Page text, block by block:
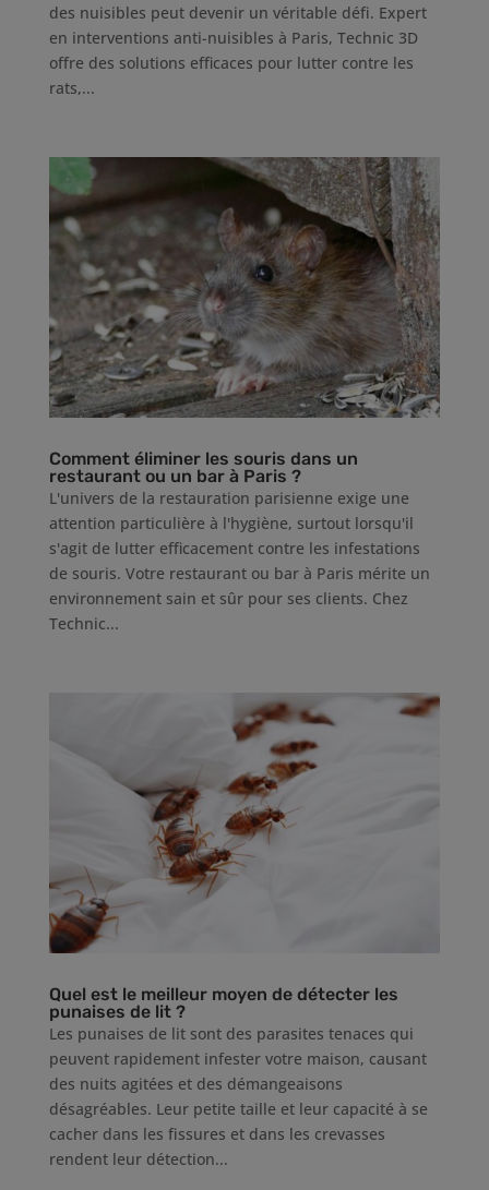
des nuisibles peut devenir un véritable défi. Expert
en interventions anti-nuisibles à Paris, Technic 3D
offre des solutions efficaces pour lutter contre les
rats,...
Comment éliminer les souris dans un
restaurant ou un bar à Paris ?
L'univers de la restauration parisienne exige une
attention particulière à l'hygiène, surtout lorsqu'il
s'agit de lutter efficacement contre les infestations
de souris. Votre restaurant ou bar à Paris mérite un
environnement sain et sûr pour ses clients. Chez
Technic...
Quel est le meilleur moyen de détecter les
punaises de lit ?
Les punaises de lit sont des parasites tenaces qui
peuvent rapidement infester votre maison, causant
des nuits agitées et des démangeaisons
désagréables. Leur petite taille et leur capacité à se
cacher dans les fissures et dans les crevasses
rendent leur détection...